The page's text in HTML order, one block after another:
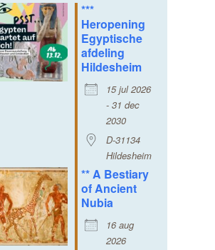
***
Heropening
Egyptische
afdeling
Hildesheim
15 jul 2026
- 31 dec
2030
D-31134
Hildesheim
** A Bestiary
of Ancient
Nubia
16 aug
2026